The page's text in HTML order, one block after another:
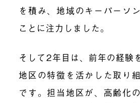
を積み、地域のキーパーソ
ことに注力しました。
そして2年目は、前年の経験
地区の特徴を活かした取り
です。担当地区が、高齢化